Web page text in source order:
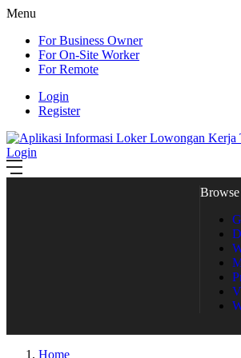
Menu
For Business Owner
For On-Site Worker
For Remote
Login
Register
Login
Browse
Home